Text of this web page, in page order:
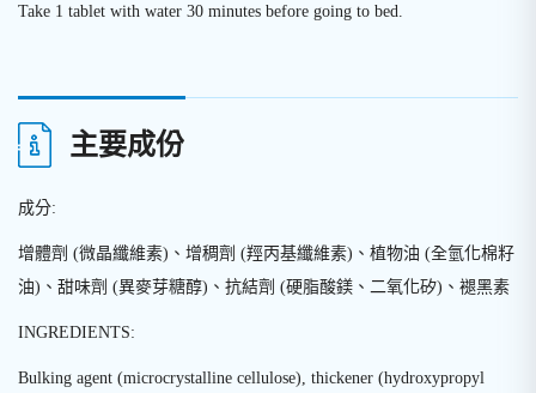
Take 1 tablet with water 30 minutes before going to bed.
主要成份
成分:
增體劑 (微晶纖維素) 、增稠劑 (羥丙基纖維素) 、植物油 (全氫化棉籽
油) 、甜味劑 (異麥芽糖醇) 、抗結劑 (硬脂酸鎂、二氧化矽) 、褪黑素
INGREDIENTS:
Bulking agent (microcrystalline cellulose), thickener (hydroxypropyl